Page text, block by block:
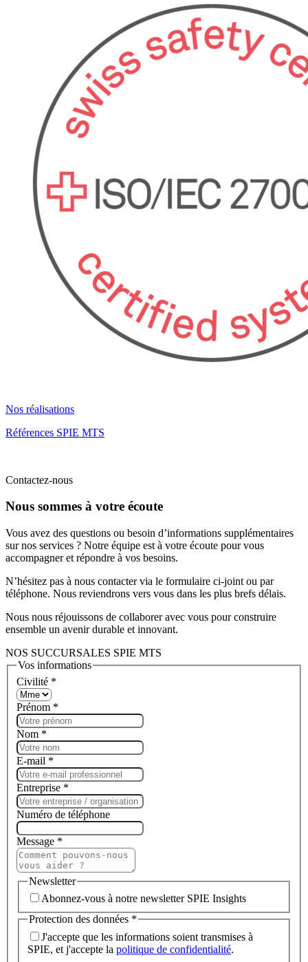
Nos réalisations
Références SPIE MTS
Contactez-nous
Nous sommes à votre écoute
Vous avez des questions ou besoin d’informations supplémentaires
sur nos services ? Notre équipe est à votre écoute pour vous
accompagner et répondre à vos besoins.
N’hésitez pas à nous contacter via le formulaire ci-joint ou par
téléphone. Nous reviendrons vers vous dans les plus brefs délais.
Nous nous réjouissons de collaborer avec vous pour construire
ensemble un avenir durable et innovant.
NOS SUCCURSALES SPIE MTS
Vos informations
Civilité *
Prénom *
Nom *
E-mail *
Entreprise *
Numéro de téléphone
Message *
Newsletter
Abonnez-vous à notre newsletter SPIE Insights
Protection des données *
J'accepte que les informations soient transmises à
SPIE, et j'accepte la politique de confidentialité.